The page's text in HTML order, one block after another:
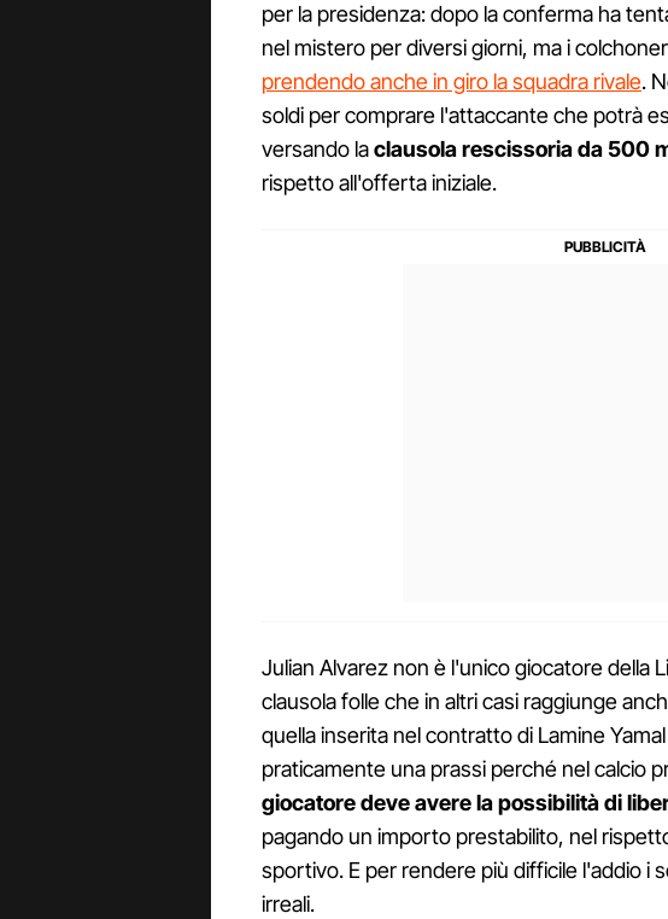
per la presidenza: dopo la conferma ha
nel mistero per diversi giorni, ma i
prendendo anche in giro la squadra rivale.
soldi per comprare l'attaccante che potrà
versando laclausola rescissoria da 500
rispetto all'offerta iniziale.
Julian Alvarez non è l'unico giocatore della
clausola folle che in altri casi raggiunge
quella inserita nel contratto di Lamine
praticamente una prassi perché nel calcio
giocatore deve avere la possibilità di
pagando un importo prestabilito, nel
sportivo. E per rendere più difficile l'addio i
irreali.